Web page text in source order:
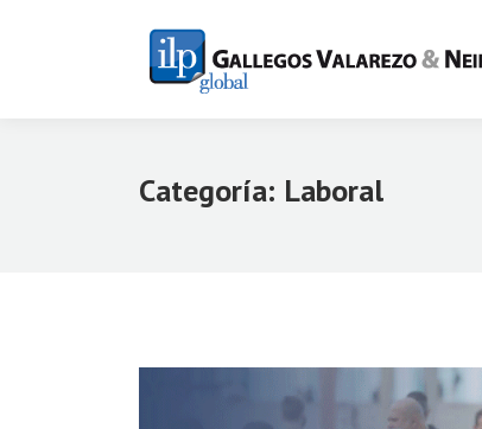
Categoría: Laboral